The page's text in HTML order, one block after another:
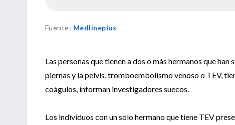
Fuente: Medlineplus
Las personas que tienen a dos o más hermanos que
piernas y la pelvis, tromboembolismo venoso o TEV,
coágulos, informan investigadores suecos.
Los individuos con un solo hermano que tiene TEV